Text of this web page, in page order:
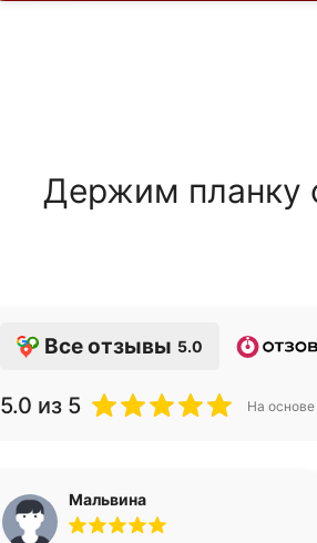
Держим планку
Все отзывы 5.0
5.0 из 5 На основе
Мальвина